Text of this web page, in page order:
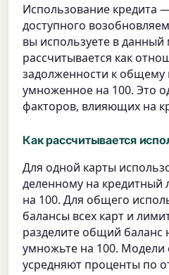
Использование кредита
доступного
вы используете в
рассчитывается как
задолженности к общему
умноженное на 100. Это
факторов, влияющих на
Как рассчитывается
Для одной карты
деленному на
на 100. Для общего
балансы всех карт и
разделите общий
умножьте на 100. Модели
усредняют проценты по